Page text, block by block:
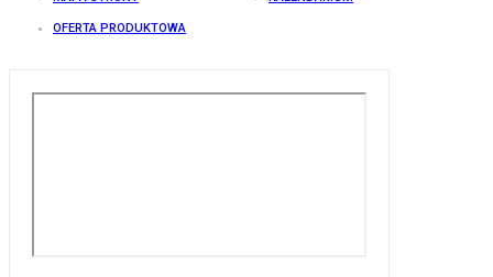
OFERTA PRODUKTOWA